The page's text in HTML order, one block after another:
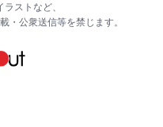
ストなど、
・公衆送信等を禁じます。